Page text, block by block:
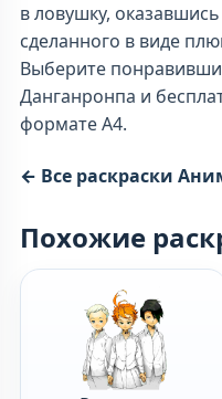
в ловушку,
сделанного в виде
Выберите
Данганронпа и
формате А4.
← Все раскраски
Похожие